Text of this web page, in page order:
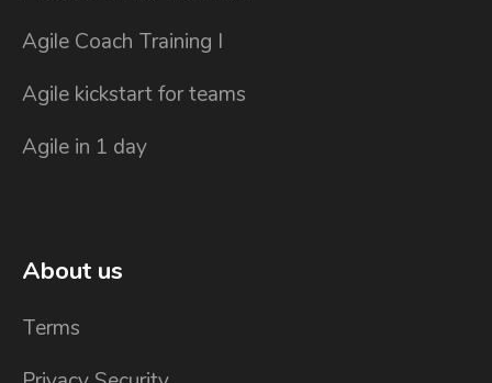
Agile Coach Training I
Agile kickstart for teams
Agile in 1 day
About us
Terms